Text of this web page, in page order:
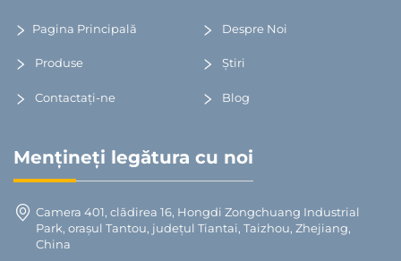
Pagina Principală Despre Noi
Produse Știri
Contactați-ne Blog
Mențineți legătura cu noi
Camera 401, clădirea 16, Hongdi Zongchuang Industrial
Park, orașul Tantou, județul Tiantai, Taizhou, Zhejiang,
China